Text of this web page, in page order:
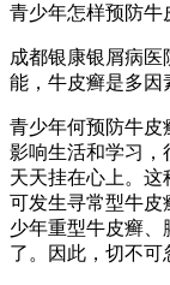
青少年怎样预防牛
成都银康银屑病
能，牛皮癣是多因
青少年何预防牛皮
影响生活和学习，
天天挂在心上。
可发生寻常型牛皮
少年重型牛皮癣
了。因此，切不可